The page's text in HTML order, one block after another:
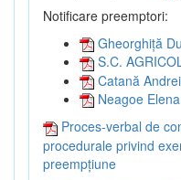
Notificare preemptori:
Gheorghiță
S.C.
Catană
Neagoe Elena
Proces-verbal de
procedurale privind
preempțiune